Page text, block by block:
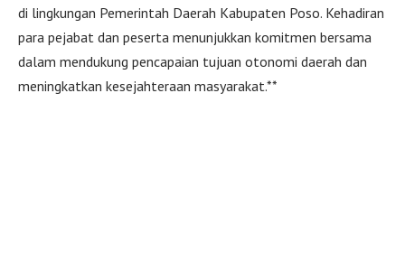
di lingkungan Pemerintah Daerah Kabupaten Poso. Kehadiran
para pejabat dan peserta menunjukkan komitmen bersama
dalam mendukung pencapaian tujuan otonomi daerah dan
meningkatkan kesejahteraan masyarakat.**